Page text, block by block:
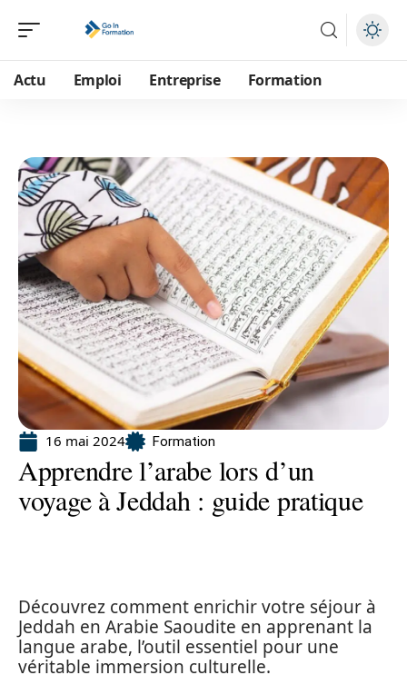
Actu Emploi Entreprise Formation
16 mai 2024 Formation
Apprendre l’arabe lors d’un
voyage à Jeddah : guide pratique
Découvrez comment enrichir votre séjour à
Jeddah en Arabie Saoudite en apprenant la
langue arabe, l’outil essentiel pour une
véritable immersion culturelle.